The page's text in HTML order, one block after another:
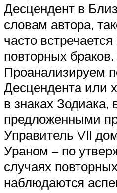
Десцендент в
словам автора,
часто
повторных браков.
Проанализируем
Десцендента или
в знаках Зодиака,
предложенными
Управитель VII
Ураном – по
случаях
наблюдаются